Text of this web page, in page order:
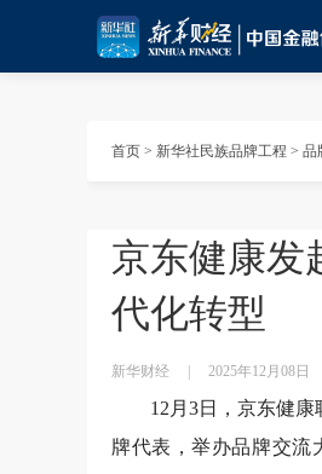
首页 > 新华社民族品牌工程 > 品
京东健康发
代化转型
新华财经 2025年12月08日
12月3日，京东健康
牌代表，举办品牌交流